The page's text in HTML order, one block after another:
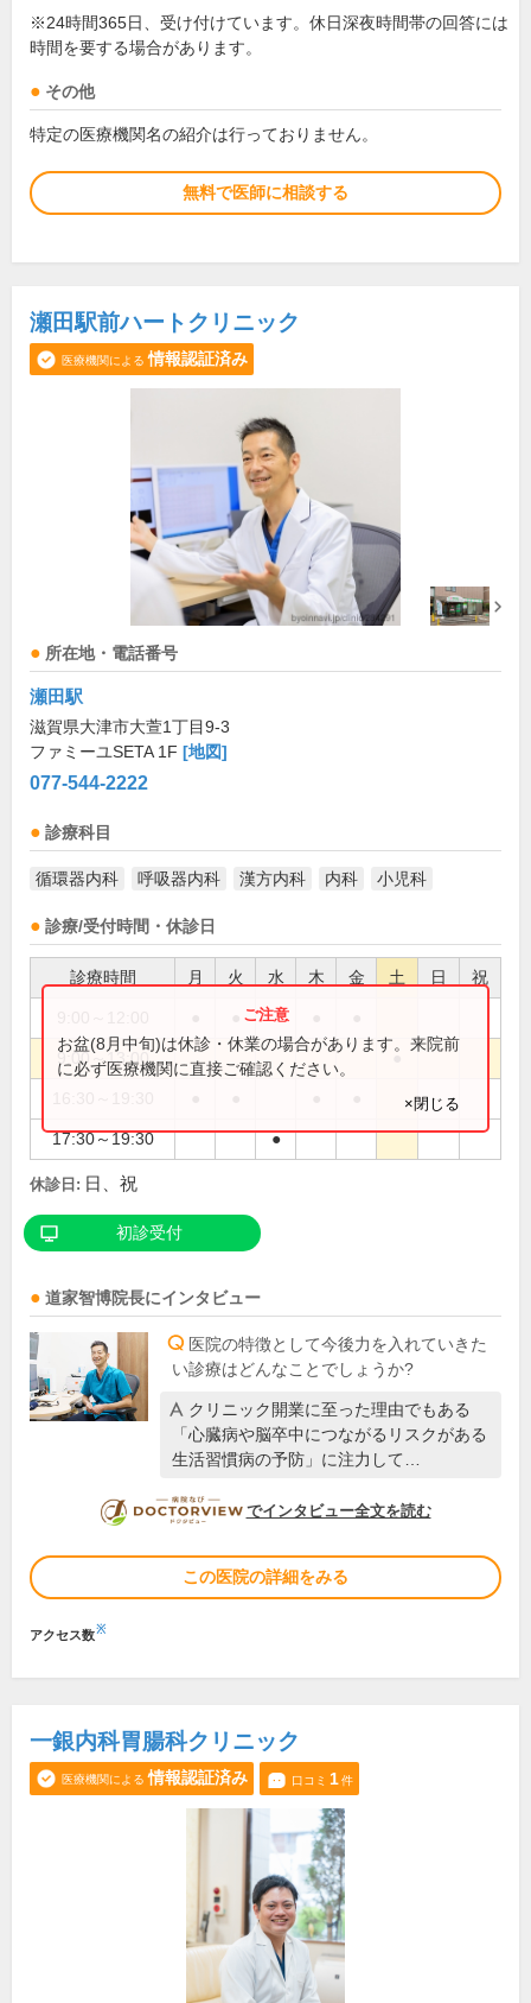
※24時間365日、受け付けています。休日深夜時間帯の回答には
時間を要する場合があります。
その他
特定の医療機関名の紹介は行っておりません。
無料で医師に相談する
瀬田駅前ハートクリニック
医療機関による 情報認証済み
所在地・電話番号
瀬田駅
滋賀県大津市大萱1丁目9-3
ファミーユSETA 1F [地図]
077-544-2222
診療科目
循環器内科 呼吸器内科 漢方内科 内科 小児科
診療/受付時間・休診日
診療時間 月 火 水 木 金 土 日 祝
9:00～13:00 ●
17:30～19:30 ●
お盆(8月中旬)は休診・休業の場合があります。来院前
に必ず医療機関に直接ご確認ください。
×閉じる
休診日: 日、祝
初診受付
道家智博院長にインタビュー
医院の特徴として今後力を入れていきた
い診療はどんなことでしょうか?
クリニック開業に至った理由でもある
「心臓病や脳卒中につながるリスクがある
生活習慣病の予防」に注力して…
DOCTORVIEW
でインタビュー全文を読む
この医院の詳細をみる
アクセス数※
一銀内科胃腸科クリニック
医療機関による 情報認証済み 口コミ 1件